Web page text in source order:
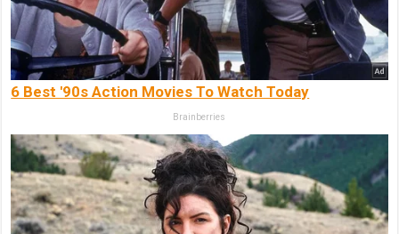
6 Best '90s Action Movies To Watch Today
Brainberries